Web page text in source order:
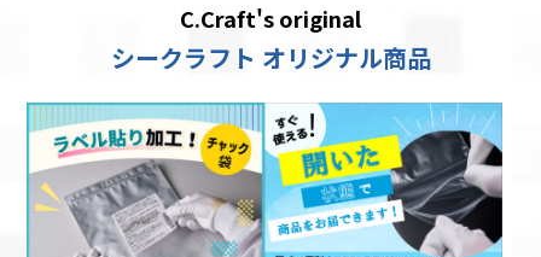
C.Craft's original
シークラフト オリジナル商品